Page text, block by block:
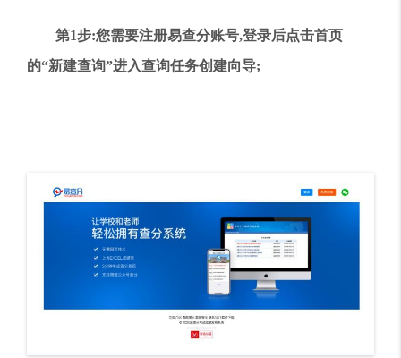
第1步:您需要注册易查分账号,登录后点击首页
的“新建查询”进入查询任务创建向导;